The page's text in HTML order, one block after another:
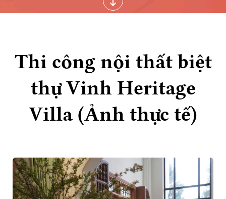
Thi công nội thất biệt
thự Vinh Heritage
Villa (Ảnh thực tế)